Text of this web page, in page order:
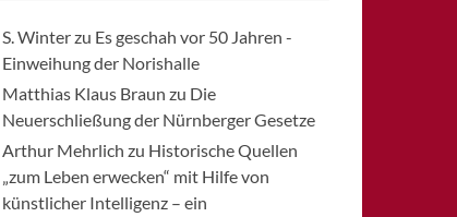
S. Winterzu Es geschah vor 50 Jahren -
Einweihung der Norishalle
Matthias Klaus Braun zu Die
Neuerschließung der Nürnberger Gesetze
Arthur Mehrlich zu Historische Quellen
„zum Leben erwecken“ mit Hilfe von
künstlicher Intelligenz – ein